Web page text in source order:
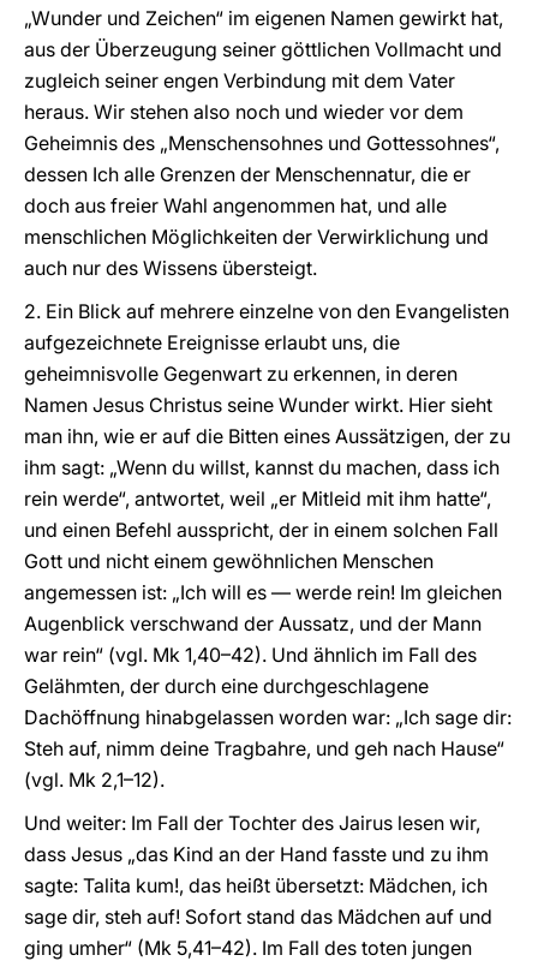
„Wunder und Zeichen“ im eigenen Namen gewirkt hat,
aus der Überzeugung seiner göttlichen Vollmacht und
zugleich seiner engen Verbindung mit dem Vater
heraus. Wir stehen also noch und wieder vor dem
Geheimnis des „Menschensohnes und Gottessohnes“,
dessen Ich alle Grenzen der Menschennatur, die er
doch aus freier Wahl angenommen hat, und alle
menschlichen Möglichkeiten der Verwirklichung und
auch nur des Wissens übersteigt.
2. Ein Blick auf mehrere einzelne von den Evangelisten
aufgezeichnete Ereignisse erlaubt uns, die
geheimnisvolle Gegenwart zu erkennen, in deren
Namen Jesus Christus seine Wunder wirkt. Hier sieht
man ihn, wie er auf die Bitten eines Aussätzigen, der zu
ihm sagt: „Wenn du willst, kannst du machen, dass ich
rein werde“, antwortet, weil „er Mitleid mit ihm hatte“,
und einen Befehl ausspricht, der in einem solchen Fall
Gott und nicht einem gewöhnlichen Menschen
angemessen ist: „Ich will es — werde rein! Im gleichen
Augenblick verschwand der Aussatz, und der Mann
war rein“ (vgl. Mk 1,40–42). Und ähnlich im Fall des
Gelähmten, der durch eine durchgeschlagene
Dachöffnung hinabgelassen worden war: „Ich sage dir:
Steh auf, nimm deine Tragbahre, und geh nach Hause“
(vgl. Mk 2,1–12).
Und weiter: Im Fall der Tochter des Jairus lesen wir,
dass Jesus „das Kind an der Hand fasste und zu ihm
sagte: Talita kum!, das heißt übersetzt: Mädchen, ich
sage dir, steh auf! Sofort stand das Mädchen auf und
ging umher“ (Mk 5,41–42). Im Fall des toten jungen